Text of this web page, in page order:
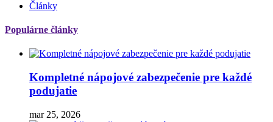
Články
Populárne články
Kompletné nápojové zabezpečenie pre každé
podujatie
mar 25, 2026